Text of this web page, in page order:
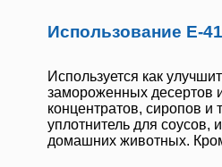
Использование Е-
Используется как
замороженных десертов
концентратов, сиропов и
уплотнитель для соусов,
домашних животных.